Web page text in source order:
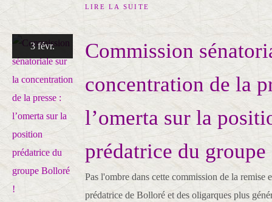
LIRE LA SUITE
3 févr.
Commission
concentration de la
l’omerta sur la
prédatrice du
Pas l'ombre dans cette commission de la remise
prédatrice de Bolloré et des oligarques plus